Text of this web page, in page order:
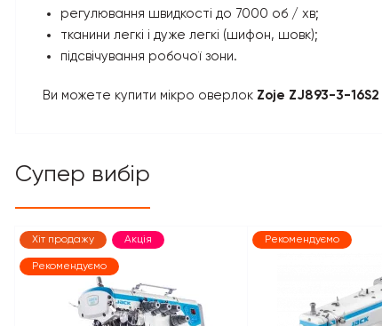
регулювання швидкості до 7000 об / хв;
тканини легкі і дуже легкі (шифон, шовк);
підсвічування робочої зони.
Ви можете купити мікро оверлок Zoje ZJ893-3-16S2
Супер вибір
Хіт продажу Акція
Рекомендуємо
Рекомендуємо